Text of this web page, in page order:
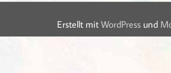
Erstellt mit WordPress und